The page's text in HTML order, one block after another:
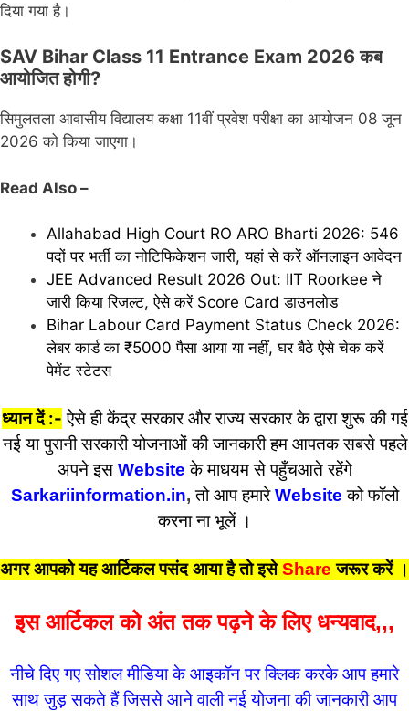
दिया गया है।
SAV Bihar Class 11 Entrance Exam 2026 कब
आयोजित होगी?
सिमुलतला आवासीय विद्यालय कक्षा 11वीं प्रवेश परीक्षा का आयोजन 08 जून
2026 को किया जाएगा।
Read Also –
Allahabad High Court RO ARO Bharti 2026: 546
पदों पर भर्ती का नोटिफिकेशन जारी, यहां से करें ऑनलाइन आवेदन
JEE Advanced Result 2026 Out: IIT Roorkee ने
जारी किया रिजल्ट, ऐसे करें Score Card डाउनलोड
Bihar Labour Card Payment Status Check 2026:
लेबर कार्ड का ₹5000 पैसा आया या नहीं, घर बैठे ऐसे चेक करें
पेमेंट स्टेटस
ध्यान दें :- ऐसे ही केंद्र सरकार और राज्य सरकार के द्वारा शुरू की गई
नई या पुरानी सरकारी योजनाओं की जानकारी हम आपतक सबसे पहले
अपने इसWebsite के माधयम से पहुँचआते रहेंगे
Sarkariinformation.in,तो आप हमारेWebsiteको फॉलो
करना ना भूलें ।
अगर आपको यह आर्टिकल पसंद आया है तो इसेShare जरूर करें ।
इस आर्टिकल को अंत तक पढ़ने के लिए धन्यवाद,,,
नीचे दिए गए सोशल मीडिया के आइकॉन पर क्लिक करके आप हमारे
साथ जुड़ सकते हैं जिससे आने वाली नई योजना की जानकारी आप